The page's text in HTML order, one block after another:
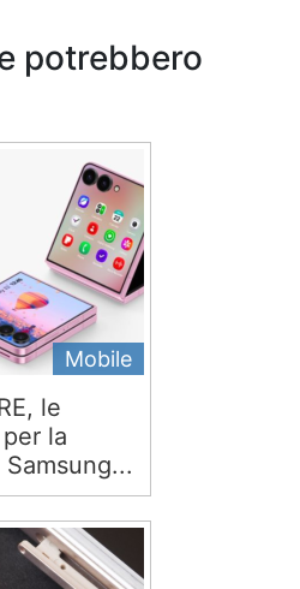
potrebbero
Mobile
le
la
Samsung...